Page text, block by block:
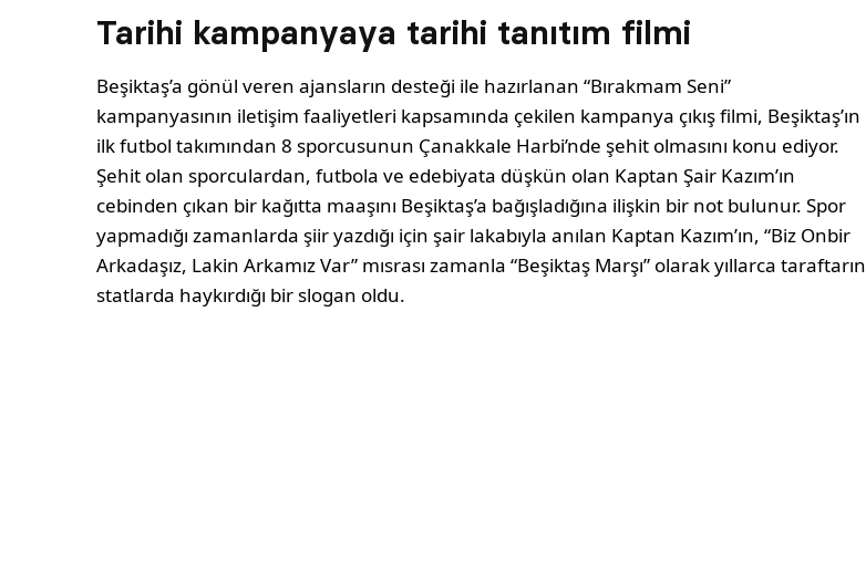
Tarihi kampanyaya tarihi tanıtım filmi
Beşiktaş’a gönül veren ajansların desteği ile hazırlanan “Bırakmam Seni”
kampanyasının iletişim faaliyetleri kapsamında çekilen kampanya çıkış filmi, Beşiktaş’ın
ilk futbol takımından 8 sporcusunun Çanakkale Harbi’nde şehit olmasını konu ediyor.
Şehit olan sporculardan, futbola ve edebiyata düşkün olan Kaptan Şair Kazım’ın
cebinden çıkan bir kağıtta maaşını Beşiktaş’a bağışladığına ilişkin bir not bulunur. Spor
yapmadığı zamanlarda şiir yazdığı için şair lakabıyla anılan Kaptan Kazım’ın, “Biz Onbir
Arkadaşız, Lakin Arkamız Var” mısrası zamanla “Beşiktaş Marşı” olarak yıllarca taraftarın
statlarda haykırdığı bir slogan oldu.